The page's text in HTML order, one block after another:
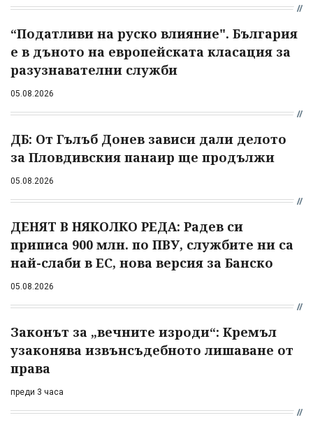
“Податливи на руско влияние". България
е в дъното на европейската класация за
разузнавателни служби
05.08.2026
ДБ: От Гълъб Донев зависи дали делото
за Пловдивския панаир ще продължи
05.08.2026
ДЕНЯТ В НЯКОЛКО РЕДА: Радев си
приписа 900 млн. по ПВУ, службите ни са
най-слаби в ЕС, нова версия за Банско
05.08.2026
Законът за „вечните изроди“: Кремъл
узаконява извънсъдебното лишаване от
права
преди 3 часа